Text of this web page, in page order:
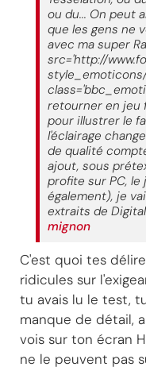
ou du... On peut
que les gens ne
avec ma super
src='http://
retourner en jeu
pour illustrer le
l'éclairage
de qualité
ajout, sous
profite sur PC, le
également), je
extraits de
mignon
C'est quoi tes
ridicules sur
tu avais lu le test,
manque de détail,
vois sur ton écran
ne le peuvent pas